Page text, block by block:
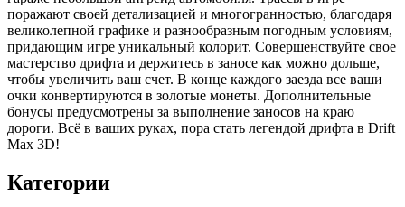
поражают своей детализацией и многогранностью, благодаря
великолепной графике и разнообразным погодным условиям,
придающим игре уникальный колорит. Совершенствуйте свое
мастерство дрифта и держитесь в заносе как можно дольше,
чтобы увеличить ваш счет. В конце каждого заезда все ваши
очки конвертируются в золотые монеты. Дополнительные
бонусы предусмотрены за выполнение заносов на краю
дороги. Всё в ваших руках, пора стать легендой дрифта в Drift
Max 3D!
Категории